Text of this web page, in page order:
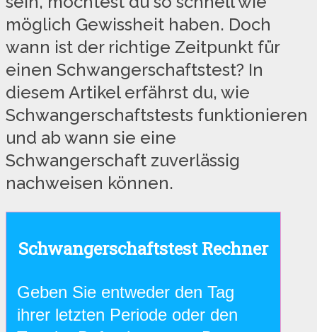
möglich Gewissheit haben. Doch
wann ist der richtige Zeitpunkt für
einen Schwangerschaftstest? In
diesem Artikel erfährst du, wie
Schwangerschaftstests funktionieren
und ab wann sie eine
Schwangerschaft zuverlässig
nachweisen können.
Schwangerschaftstest Rechner
Geben Sie entweder den Tag
ihrer letzten Periode oder den